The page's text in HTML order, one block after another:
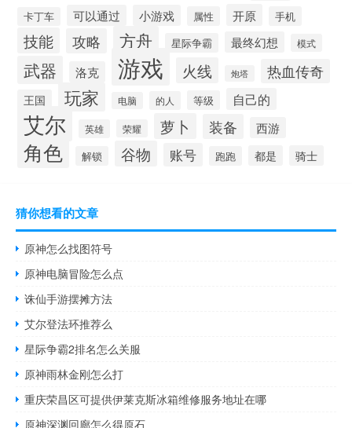
卡丁车 可以通过 小游戏 属性 开原 手机
技能 攻略 方舟 星际争霸 最终幻想 模式
武器 洛克 游戏 火线 炮塔 热血传奇
王国 玩家 电脑 的人 等级 自己的
艾尔 英雄 荣耀 萝卜 装备 西游
角色 解锁 谷物 账号 跑跑 都是 骑士
猜你想看的文章
原神怎么找图符号
原神电脑冒险怎么点
诛仙手游摆摊方法
艾尔登法环推荐么
星际争霸2排名怎么关服
原神雨林金刚怎么打
重庆荣昌区可提供伊莱克斯冰箱维修服务地址在哪
原神深渊回廊怎么得原石